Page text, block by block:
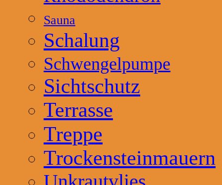
Sauna
Schalung
Schwengelpumpe
Sichtschutz
Terrasse
Treppe
Trockensteinmauern